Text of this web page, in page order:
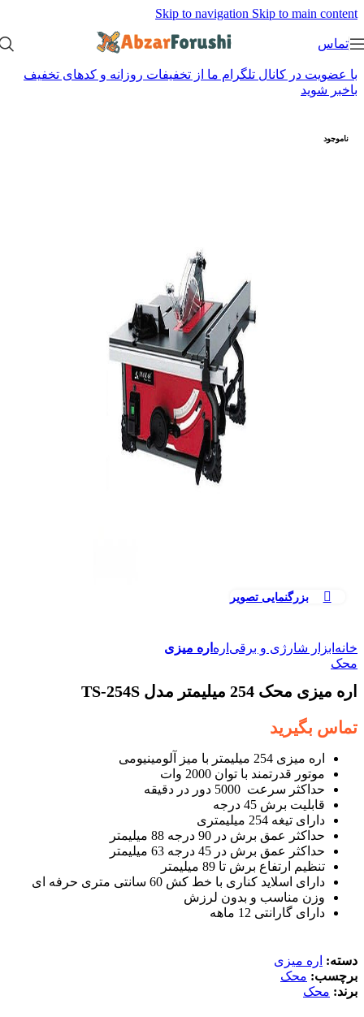
Skip to navigationSkip to main content
تماس
با عضویت در کانال تلگرام ما از تخفیفات روزانه و کدهای تخفیف
باخبر شوید
ناموجود
بزرگنمایی تصویر
خانهابزار شارژی و برقیارهاره میزی
محک
اره میزی محک 254 میلیمتر مدل TS-254S
تماس بگیرید
اره میزی 254 میلیمتر با میز آلومینیومی
موتور قدرتمند با توان 2000 وات
حداکثر سرعت 5000 دور در دقیقه
قابلیت برش 45 درجه
دارای تیغه 254 میلیمتری
حداکثر عمق برش در 90 درجه 88 میلیمتر
حداکثر عمق برش در 45 درجه 63 میلیمتر
تنظیم ارتفاع برش تا 89 میلیمتر
دارای اسلاید کناری با خط کش 60 سانتی متری حرفه ای
وزن مناسب و بدون لرزش
دارای گارانتی 12 ماهه
دسته:
اره میزی
برچسب: محک
برند: محک